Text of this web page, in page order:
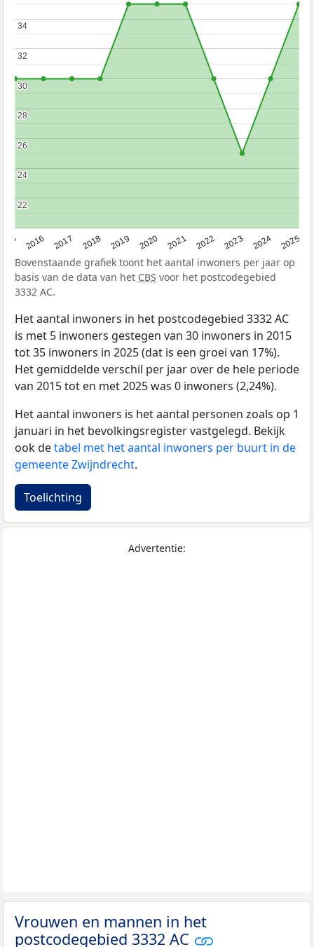
2016 2017 2018 2019 2020 2021 2022 2023 2024 2025
22
22
24
24
26
26
28
28
30
30
32
32
34
34
Bovenstaande grafiek toont het aantal inwoners per jaar op
basis van de data van het CBS voor het postcodegebied
3332 AC.
Het aantal inwoners in het postcodegebied 3332 AC
is met 5 inwoners gestegen van 30 inwoners in 2015
tot 35 inwoners in 2025 (dat is een groei van 17%).
Het gemiddelde verschil per jaar over de hele periode
van 2015 tot en met 2025 was 0 inwoners (2,24%).
Het aantal inwoners is het aantal personen zoals op 1
januari in het bevolkingsregister vastgelegd. Bekijk
ook detabel met het aantal inwoners per buurt in de
gemeente Zwijndrecht.
Toelichting
Advertentie:
Vrouwen en mannen in het
postcodegebied 3332 AC